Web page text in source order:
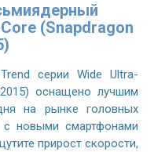
(Snapdragon
серии Wide Ultra-
оснащено лучшим
на рынке головных
новыми смартфонами
прирост скорости,